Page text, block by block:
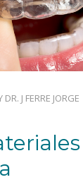
DR. J FERRE JORGE